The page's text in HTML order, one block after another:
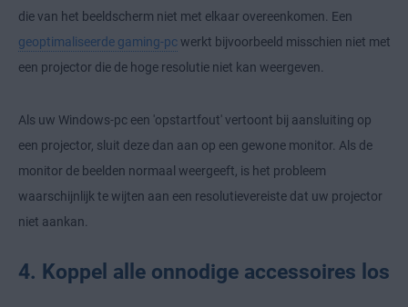
die van het beeldscherm niet met elkaar overeenkomen. Een
geoptimaliseerde gaming-pc werkt bijvoorbeeld misschien niet met
een projector die de hoge resolutie niet kan weergeven.
Als uw Windows-pc een 'opstartfout' vertoont bij aansluiting op
een projector, sluit deze dan aan op een gewone monitor. Als de
monitor de beelden normaal weergeeft, is het probleem
waarschijnlijk te wijten aan een resolutievereiste dat uw projector
niet aankan.
4. Koppel alle onnodige accessoires los